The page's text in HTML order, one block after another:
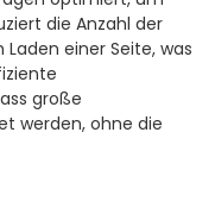
die Anzahl der
einer Seite, was
große
werden, ohne die